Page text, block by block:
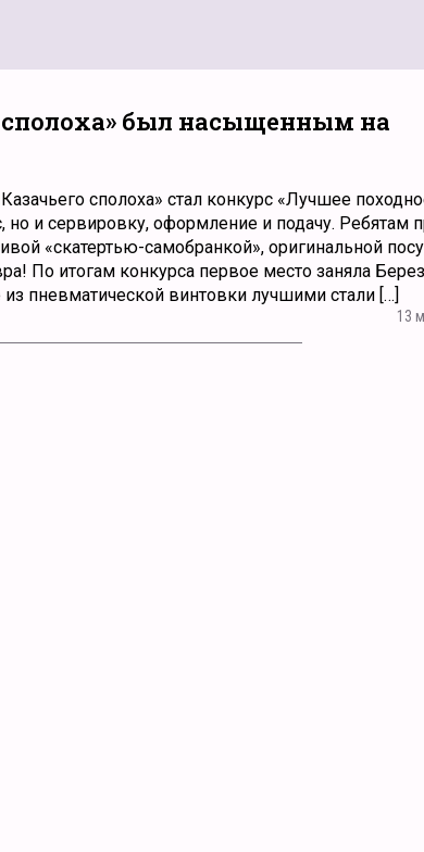
сполоха» был насыщенным на
сполоха» стал конкурс «Лучшее
и сервировку, оформление и подачу. Ребятам
«скатертью-самобранкой», оригинальной
По итогам конкурса первое место заняла
пневматической винтовки лучшими стали […]
13